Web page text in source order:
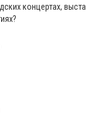
концертах,